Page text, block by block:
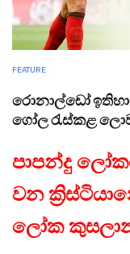
FEATURE
රොනාල්ඩෝ
ගෝල රැස්කළ
පාපන්දු
වන
ලෝක